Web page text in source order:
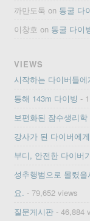
까만도둑 on 동굴 다
이창호 on 동굴 다이
VIEWS
시작하는 다이버들
동해 143m 다이빙 -
보편화된 잠수생리
강사가 된 다이버에
부디, 안전한 다이버
성추행범으로 몰렸
요. - 79,652 views
질문게시판 - 46,884